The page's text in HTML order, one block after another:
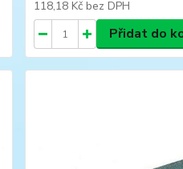
118,18 Kč bez DPH
Přidat do